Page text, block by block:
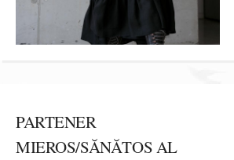
PARTENER
MIEROS/SĂNĂTOS AL